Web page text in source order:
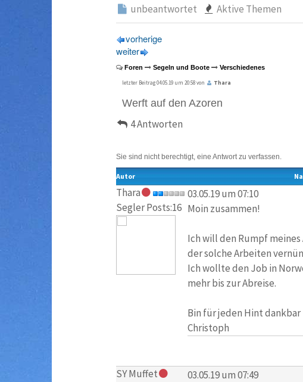
unbeantwortet
Aktive Themen
vorherige
weiter
Foren Segeln und Boote Verschiedenes
letzter Beitrag 04.05.19 um 20:58 von Thara
Werft auf den Azoren
4 Antworten
Sie sind nicht berechtigt, eine Antwort zu verfassen.
Autor
Thara
Segler Posts:16
03.05.19 um 07:10
Moin zusammen!
Ich will den Rumpf
der solche Arbeiten
Ich wollte den Job in
mehr bis zur Abreise.
Bin für jeden Hint dankbar
Christoph
SY Muffet
03.05.19 um 07:49